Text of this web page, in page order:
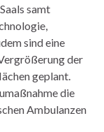
samt
sind eine
der
geplant.
die
Ambulanzen